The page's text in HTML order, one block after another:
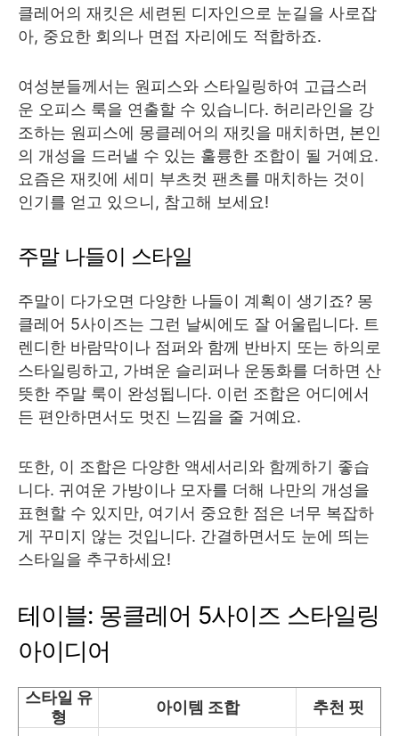
클레어의 재킷은 세련된 디자인으로 눈길을 사로잡
아, 중요한 회의나 면접 자리에도 적합하죠.
여성분들께서는 원피스와 스타일링하여 고급스러
운 오피스 룩을 연출할 수 있습니다. 허리라인을 강
조하는 원피스에 몽클레어의 재킷을 매치하면, 본인
의 개성을 드러낼 수 있는 훌륭한 조합이 될 거예요.
요즘은 재킷에 세미 부츠컷 팬츠를 매치하는 것이
인기를 얻고 있으니, 참고해 보세요!
주말 나들이 스타일
주말이 다가오면 다양한 나들이 계획이 생기죠? 몽
클레어 5사이즈는 그런 날씨에도 잘 어울립니다. 트
렌디한 바람막이나 점퍼와 함께 반바지 또는 하의로
스타일링하고, 가벼운 슬리퍼나 운동화를 더하면 산
뜻한 주말 룩이 완성됩니다. 이런 조합은 어디에서
든 편안하면서도 멋진 느낌을 줄 거예요.
또한, 이 조합은 다양한 액세서리와 함께하기 좋습
니다. 귀여운 가방이나 모자를 더해 나만의 개성을
표현할 수 있지만, 여기서 중요한 점은 너무 복잡하
게 꾸미지 않는 것입니다. 간결하면서도 눈에 띄는
스타일을 추구하세요!
테이블: 몽클레어 5사이즈 스타일링
아이디어
스타일 유
형
아이템 조합 추천 핏